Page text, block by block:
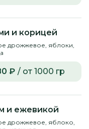
и корицей
дрожжевое, яблоки,
₽ / от 1000 гр
и ежевикой
дрожжевое, яблоко,